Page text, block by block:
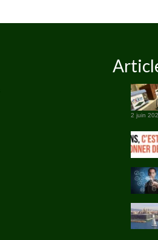
2 juin